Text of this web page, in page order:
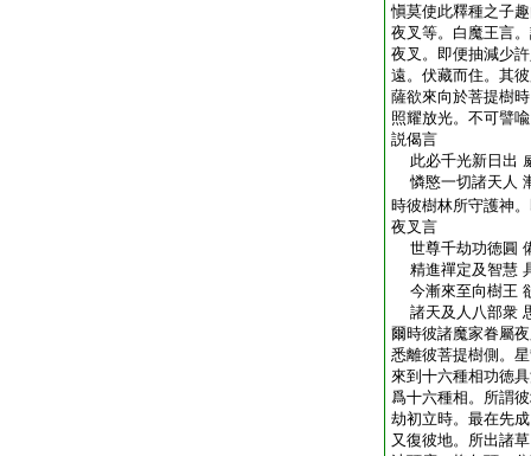
愼莫使此釋種之子
夜叉等。白魔王言
夜叉。即便抽減少
遠。伏藏而住。其
薩欲來向於菩提樹
照耀放光。不可譬
説偈言
此必千光新日出
憐愍一切諸天人
時彼樹林所守護神
夜叉言
世尊千劫功徳圓
精進禪定及智慧
今漸來至向樹王
諸天及人八部衆
爾時彼諸魔家眷屬
悉離彼菩提樹側。
來到十六種相功徳
爲十六種相。所謂
劫初立時。最在先成
又復彼地。所出諸